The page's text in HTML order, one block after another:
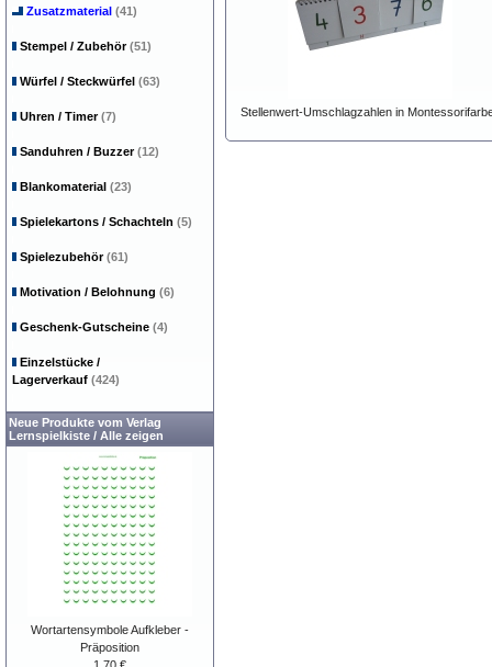
Stellenwert-Umschlagzahlen in
Zusatzmaterial (41)
Stempel / Zubehör(51)
Würfel / Steckwürfel (63)
Uhren / Timer(7)
Sanduhren / Buzzer(12)
Blankomaterial (23)
Spielekartons / Schachteln (5)
Spielezubehör(61)
Motivation / Belohnung (6)
Geschenk-Gutscheine (4)
Einzelstücke /
Lagerverkauf (424)
Neue Produkte vom Verlag
Lernspielkiste / Alle zeigen
Wortartensymbole Aufkleber -
Präposition